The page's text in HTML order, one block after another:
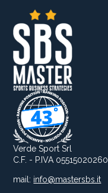
Verde Sport Srl
C.F. - P.IVA 05515020260
mail: info@mastersbs.it